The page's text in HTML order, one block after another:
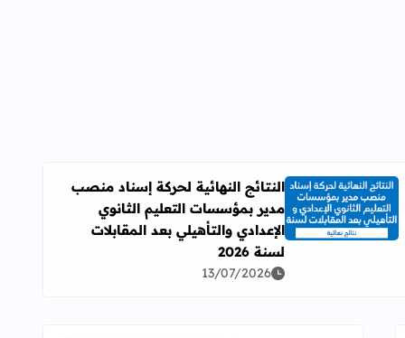
اقرأ المزيد عن النتائج النهائية لحركة إسناد منصب مدير بمؤسسات
النتائج النهائية لحركة إسناد منصب
مدير بمؤسسات التعليم الثانوي
الإعدادي والتأهيلي بعد المقابلات
لسنة 2026
13/07/2026